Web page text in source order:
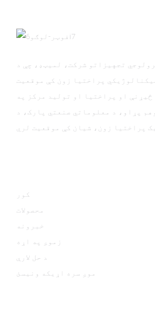
تجهيزاتو شرکت، لمیټډ، چې د
پراختیا زون کې موقعیت
څیړنې او پراختیا او تولید مرکز په
دوهم پړاو، د معلوماتي صنعتي پارک، د
کور
محصولات
خبرونه
زموږ په اړه
د حل لارې
موږ سره اړیکه ونیسئ